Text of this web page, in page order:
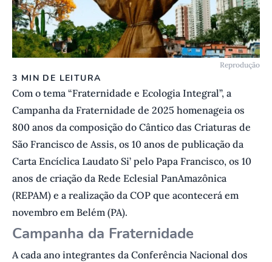
Reprodução
3 MIN DE LEITURA
Com o tema “Fraternidade e Ecologia Integral”, a
Campanha da Fraternidade de 2025 homenageia os
800 anos da composição do Cântico das Criaturas de
São Francisco de Assis, os 10 anos de publicação da
Carta Encíclica Laudato Si’ pelo Papa Francisco, os 10
anos de criação da Rede Eclesial PanAmazônica
(REPAM) e a realização da COP que acontecerá em
novembro em Belém (PA).
C ampanha da Fraternidade
A cada ano integrantes da Conferência Nacional dos